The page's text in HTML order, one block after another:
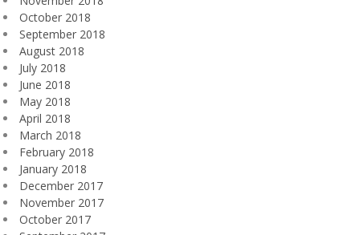
October 2018
September 2018
August 2018
July 2018
June 2018
May 2018
April 2018
March 2018
February 2018
January 2018
December 2017
November 2017
October 2017